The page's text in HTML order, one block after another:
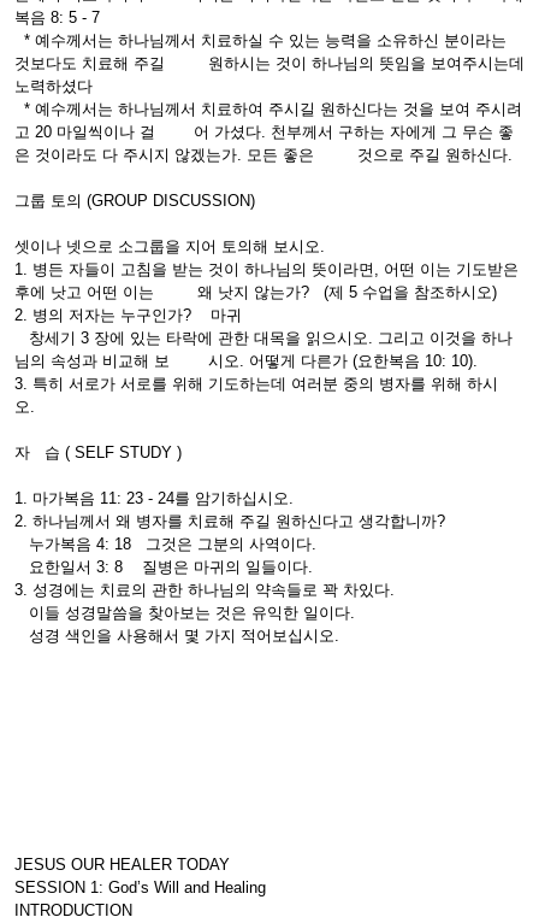
복음 8: 5 - 7
* 예수께서는 하나님께서 치료하실 수 있는 능력을 소유하신 분이라는
것보다도 치료해 주길 원하시는 것이 하나님의 뜻임을 보여주시는데
노력하셨다
* 예수께서는 하나님께서 치료하여 주시길 원하신다는 것을 보여 주시려
고 20 마일씩이나 걸 어 가셨다. 천부께서 구하는 자에게 그 무슨 좋
은 것이라도 다 주시지 않겠는가. 모든 좋은 것으로 주길 원하신다.
그룹 토의 (GROUP DISCUSSION)
셋이나 넷으로 소그룹을 지어 토의해 보시오.
1. 병든 자들이 고침을 받는 것이 하나님의 뜻이라면, 어떤 이는 기도받은
후에 낫고 어떤 이는 왜 낫지 않는가? (제 5 수업을 참조하시오)
2. 병의 저자는 누구인가? 마귀
창세기 3 장에 있는 타락에 관한 대목을 읽으시오. 그리고 이것을 하나
님의 속성과 비교해 보 시오. 어떻게 다른가 (요한복음 10: 10).
3. 특히 서로가 서로를 위해 기도하는데 여러분 중의 병자를 위해 하시
오.
자 습 ( SELF STUDY )
1. 마가복음 11: 23 - 24를 암기하십시오.
2. 하나님께서 왜 병자를 치료해 주길 원하신다고 생각합니까?
누가복음 4: 18 그것은 그분의 사역이다.
요한일서 3: 8 질병은 마귀의 일들이다.
3. 성경에는 치료의 관한 하나님의 약속들로 꽉 차있다.
이들 성경말씀을 찾아보는 것은 유익한 일이다.
성경 색인을 사용해서 몇 가지 적어보십시오.
JESUS OUR HEALER TODAY
SESSION 1: God’s Will and Healing
INTRODUCTION